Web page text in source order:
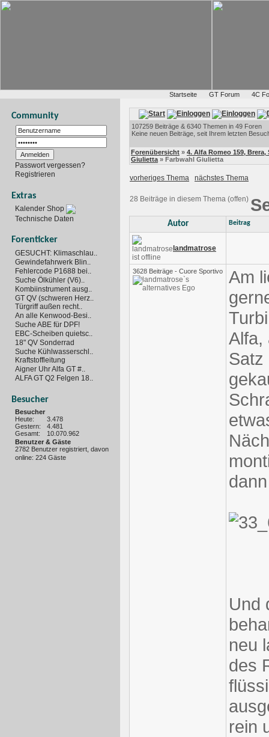
Startseite GT Forum 4C
Community
Passwort vergessen?
Registrieren
Extras
Kalender Shop
Technische Daten
Forenticker
GESUCHT: Klimaschlau..
Gewindefahrwerk Blin..
Fehlercode P1688 bei..
Suche Ölkühler (V6)..
Kombiinstrument ausg..
GT QV (schweren Herz..
Türgriff außen recht..
An alle Kenwood-Besi..
Suche ABE für DPF!
EBC-Scheiben quietsc..
18" QV Sonderrad
Suche Kühlwasserschl..
Kraftstoffleitung
Aigner Uhr Alfa GT #..
ALFA GT Q2 Felgen 18..
Besucher
Besucher
Heute:
3.478
Gestern:
4.481
Gesamt:
10.070.962
Benutzer & Gäste
2782 Benutzer registriert, davon
online: 224 Gäste
107259 Beiträge & 6340 Themen in 49 Foren
Keine neuen Beiträge, seit Ihrem letzten
Forenübersicht » 4. Alfa Romeo 159,
Giulietta » Farbwahl Giulietta
vorheriges Thema nächstes Thema
28 Beiträge in diesem Thema (offen)
Autor Beitrag
landmatrose
3628 Beiträge - Cuore Sportivo
Am
Alfa,
Satz
Und
neu
des
rein